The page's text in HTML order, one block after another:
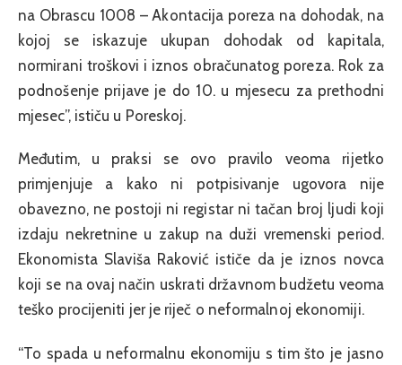
na Obrascu 1008 – Akontacija poreza na dohodak, na
kojoj se iskazuje ukupan dohodak od kapitala,
normirani troškovi i iznos obračunatog poreza. Rok za
podnošenje prijave je do 10. u mjesecu za prethodni
mjesec”, ističu u Poreskoj.
Međutim, u praksi se ovo pravilo veoma rijetko
primjenjuje a kako ni potpisivanje ugovora nije
obavezno, ne postoji ni registar ni tačan broj ljudi koji
izdaju nekretnine u zakup na duži vremenski period.
Ekonomista Slaviša Raković ističe da je iznos novca
koji se na ovaj način uskrati državnom budžetu veoma
teško procijeniti jer je riječ o neformalnoj ekonomiji.
“To spada u neformalnu ekonomiju s tim što je jasno